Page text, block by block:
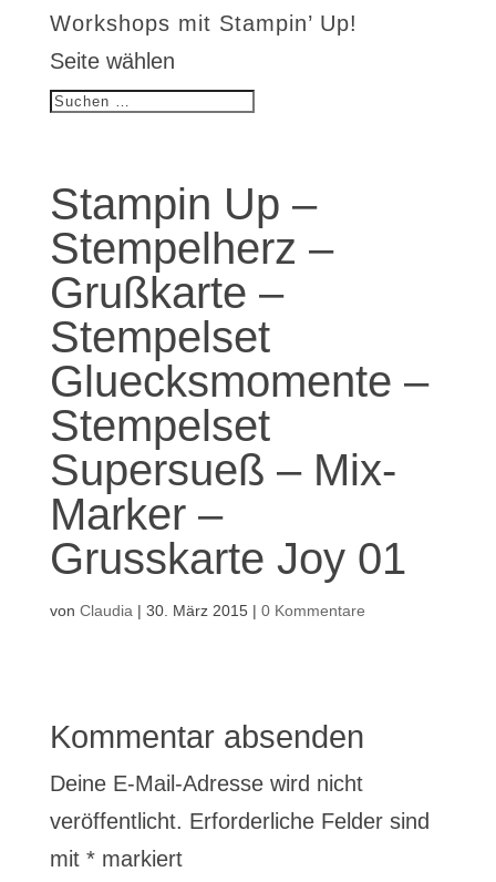
Workshops mit Stampin’ Up!
Seite wählen
Stampin Up –
Stempelherz –
Grußkarte –
Stempelset
Gluecksmomente –
Stempelset
Supersueß – Mix-
Marker –
Grusskarte Joy 01
von Claudia | 30. März 2015| 0 Kommentare
Kommentar absenden
Deine E-Mail-Adresse wird nicht
veröffentlicht. Erforderliche Felder sind
mit *markiert